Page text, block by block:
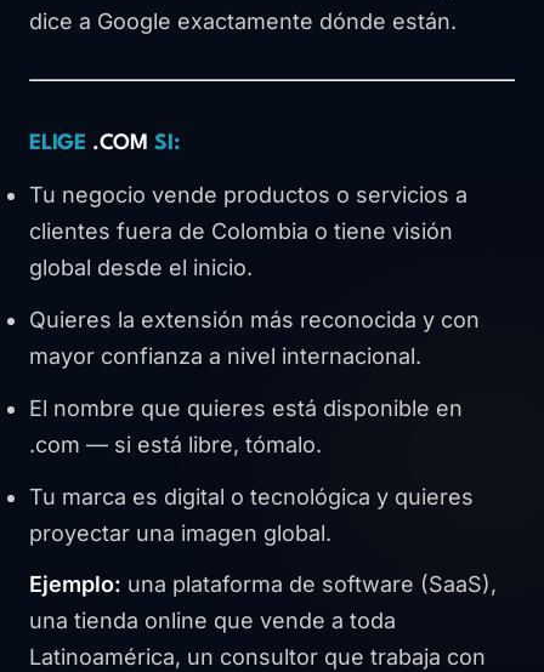
dice a Google exactamente dónde están.
ELIGE .COM SI:
Tu negocio vende productos o servicios a
clientes fuera de Colombia o tiene visión
global desde el inicio.
Quieres la extensión más reconocida y con
mayor confianza a nivel internacional.
El nombre que quieres está disponible en
.com — si está libre, tómalo.
Tu marca es digital o tecnológica y quieres
proyectar una imagen global.
Ejemplo: una plataforma de software (SaaS),
una tienda online que vende a toda
Latinoamérica, un consultor que trabaja con